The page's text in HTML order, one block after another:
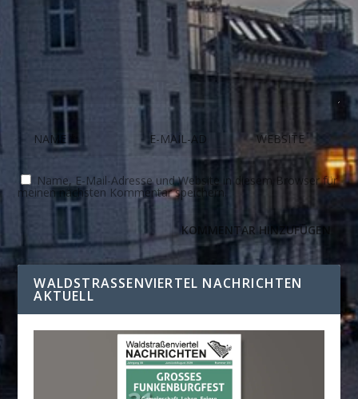
Name, E-Mail-Adresse und Website in diesem Browser für
meinen nächsten Kommentar speichern.
WALDSTRASSENVIERTEL NACHRICHTEN A
KTUELL